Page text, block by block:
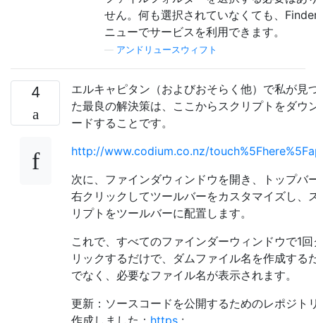
せん。何も選択されていなくても、
ニューでサービスを利用できます。
アンドリュースウィフト
4
エルキャピタン（およびおそらく他）で私が見
た最良の解決策は、ここからスクリプトをダウ
ードすることです。
http://www.codium.co.nz/
次に、ファインダウィンドウを開き、トップバ
右クリックしてツールバーをカスタマイズし、
リプトをツールバーに配置します。
これで、すべてのファインダーウィンドウで1回
リックするだけで、ダムファイル名を作成する
でなく、必要なファイル名が表示されます。
更新：ソースコードを公開するためのレポジト